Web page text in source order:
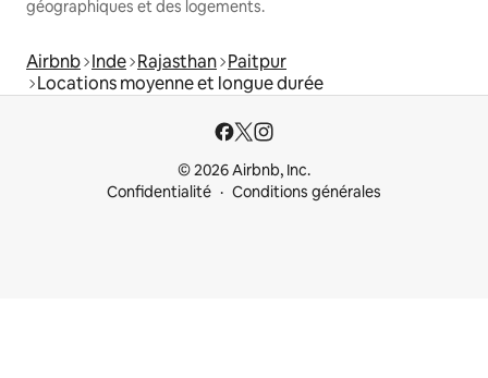
géographiques et des logements.
Airbnb Inde Rajasthan Paitpur
Locations moyenne et longue durée
© 2026 Airbnb, Inc.
Confidentialité
Conditions générales